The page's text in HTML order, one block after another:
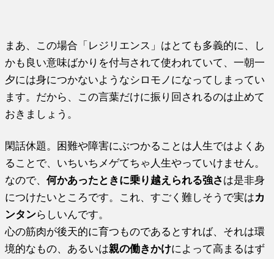
まあ、この場合「レジリエンス」はとても多義的に、し
かも良い意味ばかりを付与されて使われていて、一朝一
夕には身につかないようなシロモノになってしまってい
ます。だから、この言葉だけに振り回されるのは止めて
おきましょう。
閑話休題。困難や障害にぶつかることは人生ではよくあ
ることで、いちいちメゲてちゃ人生やっていけません。
なので、何かあったときに乗り越えられる強さは是非身
につけたいところです。これ、すごく難しそうで実はカ
ンタンらしいんです。
心の筋肉が後天的に育つものであるとすれば、それは環
境的なもの、あるいは親の働きかけによって高まるはず